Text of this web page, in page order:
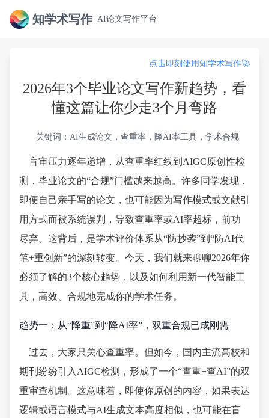
知学术写作 AI论文写作平台
点击即刻使用知学术写作🚀
2026年3个毕业论文写作新趋势，看
懂这篇让你少走3个月弯路
关键词：AI生成论文，查重率，降AI率工具，学术合规
盲审压力逐年递增，从查重率红线到AIGC原创性检
测，毕业论文的“合规”门槛越来越高。许多同学发现，
即便自己亲手写的论文，也可能因为写作模式或文献引
用方式而被系统误判，导致查重率或AI率超标，前功
尽弃。这背后，是学术评价体系从“防抄袭”到“防AI代
笔+重创新”的深刻转变。今天，我们就来聊聊2026年你
必须了解的3个核心趋势，以及如何利用新一代智能工
具，高效、合规地完成你的学术任务。
趋势一：从“降重”到“降AI率”，双重合规已成刚需
过去，大家只关心查重率。但如今，国内主流高校和
期刊纷纷引入AIGC检测，形成了一个“查重+查AI”的双
重审查机制。这意味着，即使你原创的内容，如果表达
逻辑或语言模式与AI生成文本高度相似，也可能在盲